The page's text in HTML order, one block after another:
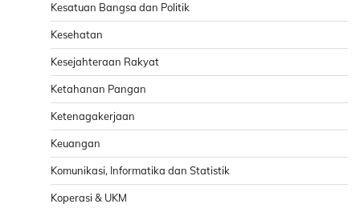
Kesatuan Bangsa dan Politik
Kesehatan
Kesejahteraan Rakyat
Ketahanan Pangan
Ketenagakerjaan
Keuangan
Komunikasi, Informatika dan Statistik
Koperasi & UKM